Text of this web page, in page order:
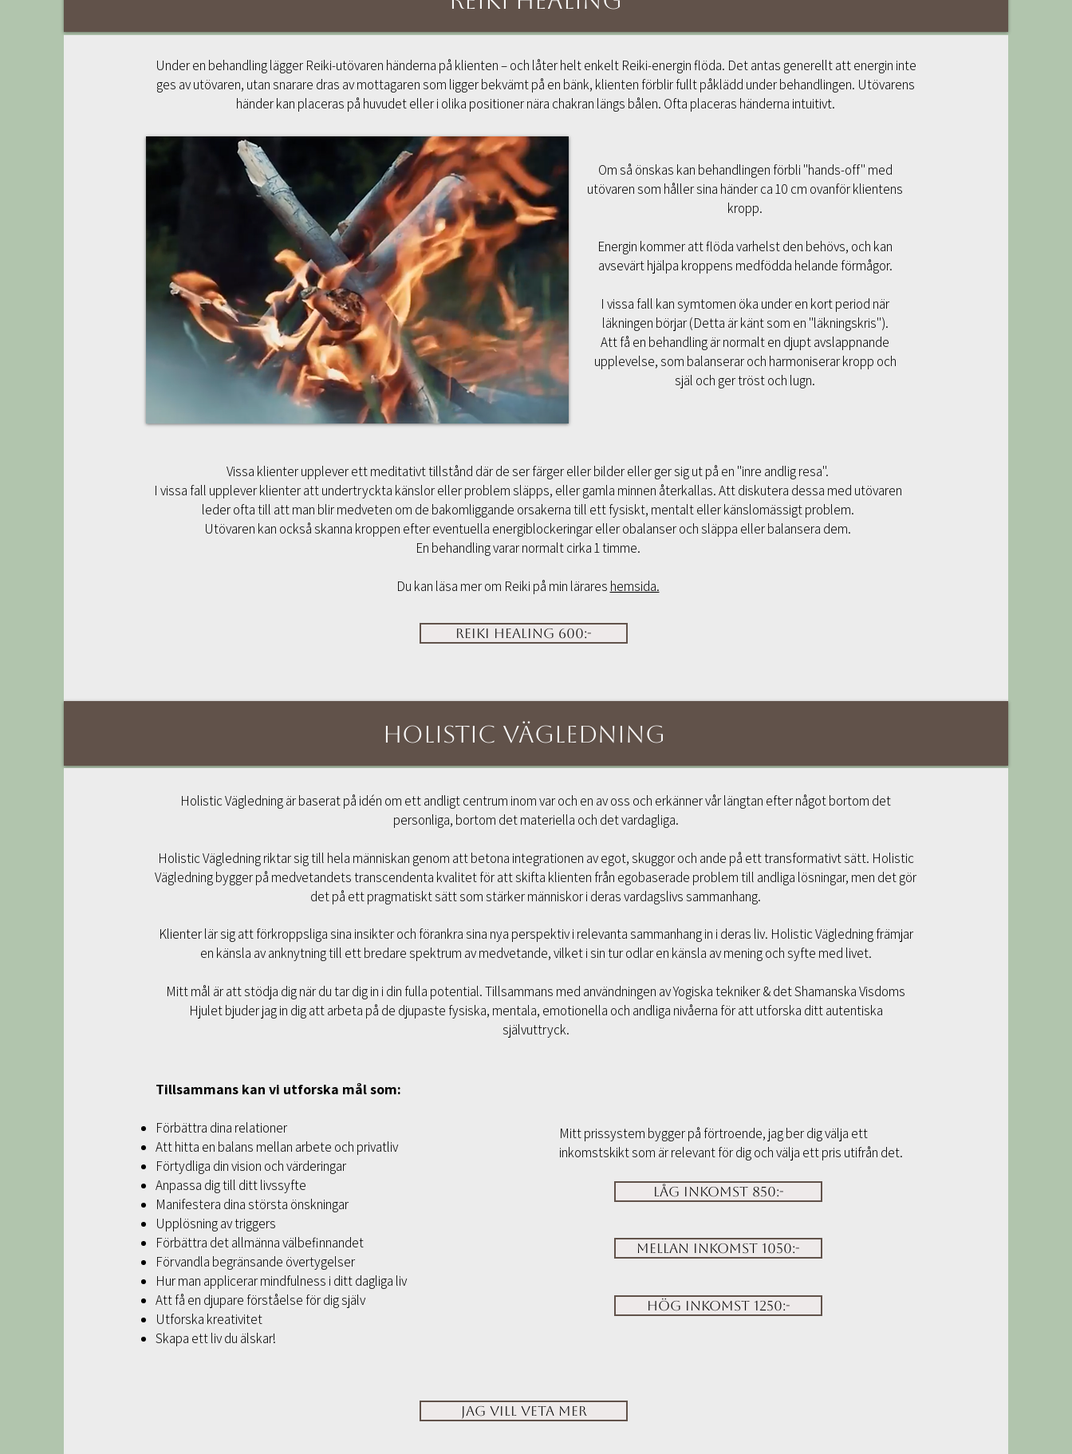
Under en behandling lägger Reiki-utövaren händerna på klienten – och låter helt enkelt Reiki-energin flöda. Det antas generellt att energin inte
ges av utövaren, utan snarare dras av mottagaren som ligger bekvämt på en bänk, klienten förblir fullt påklädd under behandlingen. Utövarens
händer kan placeras på huvudet eller i olika positioner nära chakran längs bålen. Ofta placeras händerna intuitivt.
Om så önskas kan behandlingen förbli "hands-off" med
utövaren som håller sina händer ca 10 cm ovanför klientens
kropp.
Energin kommer att flöda varhelst den behövs, och kan
avsevärt hjälpa kroppens medfödda helande förmågor.
I vissa fall kan symtomen öka under en kort period när
läkningen börjar (Detta är känt som en "läkningskris").
Att få en behandling är normalt en djupt avslappnande
upplevelse, som balanserar och harmoniserar kropp och
själ och ger tröst och lugn.​​
Vissa klienter upplever ett meditativt tillstånd där de ser färger eller bilder eller ger sig ut på en "inre andlig resa".
I vissa fall upplever klienter att undertryckta känslor eller problem släpps, eller gamla minnen återkallas. Att diskutera dessa med utövaren
leder ofta till att man blir medveten om de bakomliggande orsakerna till ett fysiskt, mentalt eller känslomässigt problem.
Utövaren kan också skanna kroppen efter eventuella energiblockeringar eller obalanser och släppa eller balansera dem.
En behandling varar normalt cirka 1 timme.
Du kan läsa mer om Reiki på min lärares hemsida.
Reiki healing 600:-
Holistic Vägledning
Holistic Vägledning är baserat på idén om ett andligt centrum inom var och en av oss och erkänner vår längtan efter något bortom det
personliga, bortom det materiella och det vardagliga.
Holistic Vägledning riktar sig till hela människan genom att betona integrationen av egot, skuggor och ande på ett transformativt sätt. Holistic
Vägledning bygger på medvetandets transcendenta kvalitet för att skifta klienten från egobaserade problem till andliga lösningar, men det gör
det på ett pragmatiskt sätt som stärker människor i deras vardagslivs sammanhang.
Klienter lär sig att förkroppsliga sina insikter och förankra sina nya perspektiv i relevanta sammanhang in i deras liv. Holistic Vägledning främjar
en känsla av anknytning till ett bredare spektrum av medvetande, vilket i sin tur odlar en känsla av mening och syfte med livet.
Mitt mål är att stödja dig när du tar dig in i din fulla potential. Tillsammans med användningen av Yogiska tekniker & det Shamanska Visdoms
Hjulet bjuder jag in dig att arbeta på de djupaste fysiska, mentala, emotionella och andliga nivåerna för att utforska ditt autentiska
självuttryck.
Tillsammans kan vi utforska mål som:
Förbättra dina relationer
Att hitta en balans mellan arbete och privatliv
Förtydliga din vision och värderingar
Anpassa dig till ditt livssyfte
Manifestera dina största önskningar
Upplösning av triggers
Förbättra det allmänna välbefinnandet
Förvandla begränsande övertygelser
Hur man applicerar mindfulness i ditt dagliga liv
Att få en djupare förståelse för dig själv
Utforska kreativitet
Skapa ett liv du älskar!
Mitt prissystem bygger på förtroende, jag ber dig välja ett
inkomstskikt som är relevant för dig och välja ett pris utifrån det.
Låg inkomst 850:-
Mellan inkomst 1050:-
Hög inkomst 1250:-
Jag vill veta mer